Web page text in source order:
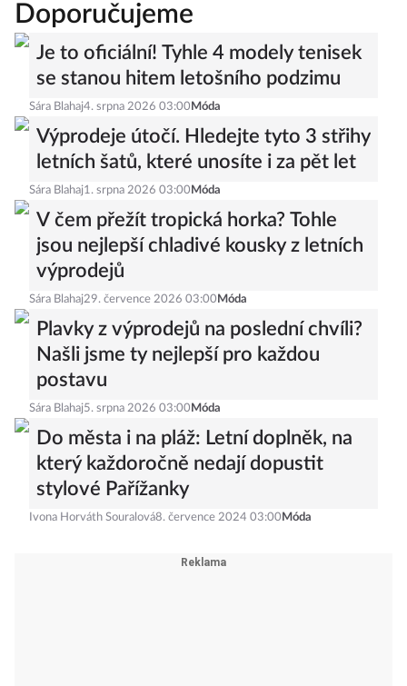
Doporučujeme
Je to oficiální! Tyhle 4 modely tenisek
se stanou hitem letošního podzimu
Sára Blahaj4. srpna 2026 03:00 Móda
Výprodeje útočí. Hledejte tyto 3 střihy
letních šatů, které unosíte i za pět let
Sára Blahaj1. srpna 2026 03:00 Móda
V čem přežít tropická horka? Tohle
jsou nejlepší chladivé kousky z letních
výprodejů
Sára Blahaj29. července 2026 03:00 Móda
Plavky z výprodejů na poslední chvíli?
Našli jsme ty nejlepší pro každou
postavu
Sára Blahaj5. srpna 2026 03:00 Móda
Do města i na pláž: Letní doplněk, na
který každoročně nedají dopustit
stylové Pařížanky
Ivona Horváth Souralová8. července 2024 03:00 Móda